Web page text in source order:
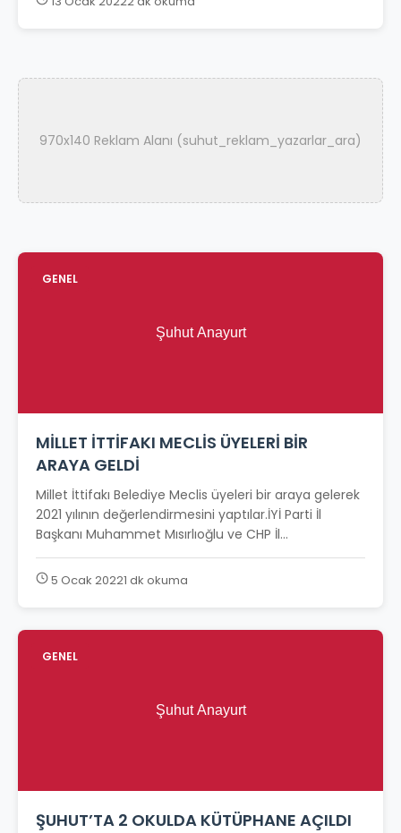
970x140 Reklam Alanı (suhut_reklam_yazarlar_ara)
GENEL
MİLLET İTTİFAKI MECLİS ÜYELERİ BİR
ARAYA GELDİ
Millet İttifakı Belediye Meclis üyeleri bir araya gelerek
2021 yılının değerlendirmesini yaptılar.İYİ Parti İl
Başkanı Muhammet Mısırlıoğlu ve CHP İl...
5 Ocak 20221 dk okuma
GENEL
ŞUHUT’TA 2 OKULDA KÜTÜPHANE AÇILDI